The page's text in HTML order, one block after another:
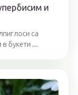
и
са
букети ...